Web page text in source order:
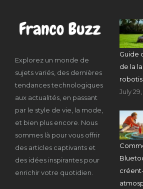
Explorez un monde de
sujets variés, des dernières
tendances technologiques
aux actualités, en passant
par le style de vie, la mode,
et bien plus encore. Nous
sommes là pour vous offrir
des articles captivants et
des idées inspirantes pour
enrichir votre quotidien.
Guide
de la
July